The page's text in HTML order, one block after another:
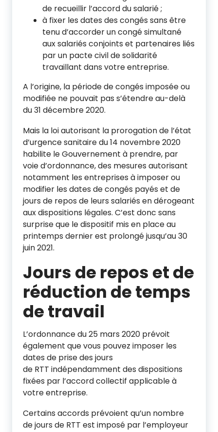
de recueillir l’accord du salarié ;
à fixer les dates des congés sans être
tenu d’accorder un congé simultané
aux salariés conjoints et partenaires liés
par un pacte civil de solidarité
travaillant dans votre entreprise.
A l’origine, la période de congés imposée ou
modifiée ne pouvait pas s’étendre au-delà
du 31 décembre 2020.
Mais la loi autorisant la prorogation de l’état
d’urgence sanitaire du 14 novembre 2020
habilite le Gouvernement à prendre, par
voie d’ordonnance, des mesures autorisant
notamment les entreprises à imposer ou
modifier les dates de congés payés et de
jours de repos de leurs salariés en dérogeant
aux dispositions légales. C’est donc sans
surprise que le dispositif mis en place au
printemps dernier est prolongé jusqu’au 30
juin 2021.
Jours de repos et de
réduction de temps
de travail
L’ordonnance du 25 mars 2020 prévoit
également que vous pouvez imposer les
dates de prise des jours
de RTT indépendamment des dispositions
fixées par l’accord collectif applicable à
votre entreprise.
Certains accords prévoient qu’un nombre
de jours de RTT est imposé par l’employeur